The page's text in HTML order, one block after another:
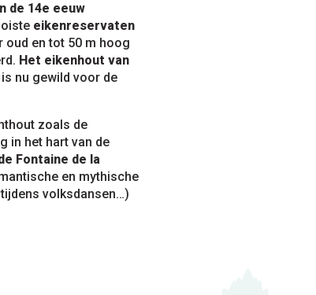
de 14e eeuw
eikenreservaten
oud en tot 50 m hoog
Het eikenhout van
nu gewild voor de
zoals de
in het hart van de
Fontaine de la
en mythische
volksdansen…)